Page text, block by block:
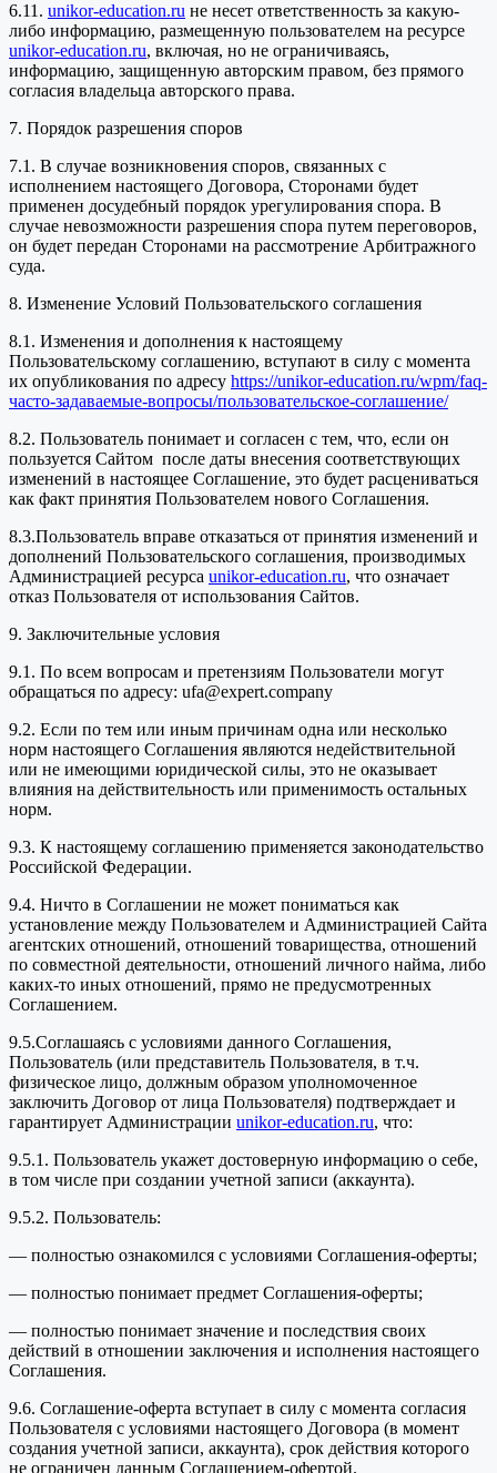
6.11. unikor-education.ru не несет ответственность за какую-
либо информацию, размещенную пользователем на ресурсе
unikor-education.ru, включая, но не ограничиваясь,
информацию, защищенную авторским правом, без прямого
согласия владельца авторского права.
7. Порядок разрешения споров
7.1. В случае возникновения споров, связанных с
исполнением настоящего Договора, Сторонами будет
применен досудебный порядок урегулирования спора. В
случае невозможности разрешения спора путем переговоров,
он будет передан Сторонами на рассмотрение Арбитражного
суда.
8. Изменение Условий Пользовательского соглашения
8.1. Изменения и дополнения к настоящему
Пользовательскому соглашению, вступают в силу с момента
их опубликования по адресу https://unikor-education.ru/wpm/faq-
часто-задаваемые-вопросы/пользовательское-соглашение/
8.2. Пользователь понимает и согласен с тем, что, если он
пользуется Сайтом после даты внесения соответствующих
изменений в настоящее Соглашение, это будет расцениваться
как факт принятия Пользователем нового Соглашения.
8.3.Пользователь вправе отказаться от принятия изменений и
дополнений Пользовательского соглашения, производимых
Администрацией ресурса unikor-education.ru, что означает
отказ Пользователя от использования Сайтов.
9. Заключительные условия
9.1. По всем вопросам и претензиям Пользователи могут
обращаться по адресу: ufa@expert.company
9.2. Если по тем или иным причинам одна или несколько
норм настоящего Соглашения являются недействительной
или не имеющими юридической силы, это не оказывает
влияния на действительность или применимость остальных
норм.
9.3. К настоящему соглашению применяется законодательство
Российской Федерации.
9.4. Ничто в Соглашении не может пониматься как
установление между Пользователем и Администрацией Сайта
агентских отношений, отношений товарищества, отношений
по совместной деятельности, отношений личного найма, либо
каких-то иных отношений, прямо не предусмотренных
Соглашением.
9.5.Соглашаясь с условиями данного Соглашения,
Пользователь (или представитель Пользователя, в т.ч.
физическое лицо, должным образом уполномоченное
заключить Договор от лица Пользователя) подтверждает и
гарантирует Администрации unikor-education.ru, что:
9.5.1. Пользователь укажет достоверную информацию о себе,
в том числе при создании учетной записи (аккаунта).
9.5.2. Пользователь:
— полностью ознакомился с условиями Соглашения-оферты;
— полностью понимает предмет Соглашения-оферты;
— полностью понимает значение и последствия своих
действий в отношении заключения и исполнения настоящего
Соглашения.
9.6. Соглашение-оферта вступает в силу с момента согласия
Пользователя с условиями настоящего Договора (в момент
создания учетной записи, аккаунта), срок действия которого
не ограничен данным Соглашением-офертой.